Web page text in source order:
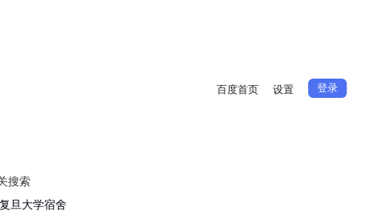
百度首页 设置 登录
搜索
复旦大学宿舍